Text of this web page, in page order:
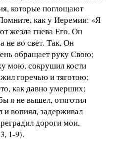
которые поглощают
как у Иеремии: «Я
жезла гнева Его. Он
не во свет. Так, Он
обращает руку Свою;
мою, сокрушил кости
горечью и тяготою;
как давно умерших;
я не вышел, отяготил
и вопиял, задерживал
дороги мои,
1-9).